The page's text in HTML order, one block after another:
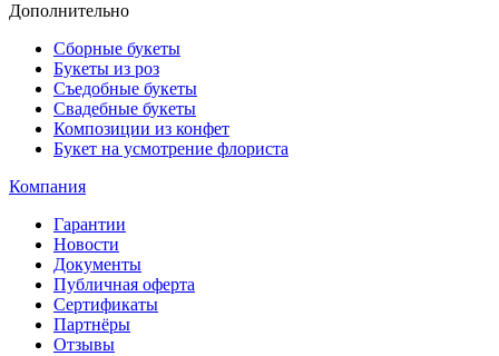
Дополнительно
Сборные букеты
Букеты из роз
Съедобные букеты
Свадебные букеты
Композиции из конфет
Букет на усмотрение флориста
Компания
Гарантии
Новости
Документы
Публичная оферта
Сертификаты
Партнёры
Отзывы